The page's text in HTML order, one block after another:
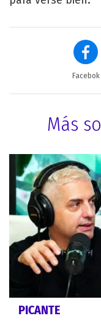
Facebok
Más
PICANTE